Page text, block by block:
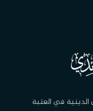
في العتبة